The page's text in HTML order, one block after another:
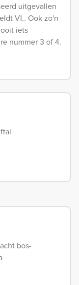
uitgevallen
VI.. Ook zo'n
iets
nummer 3 of 4.
bos-